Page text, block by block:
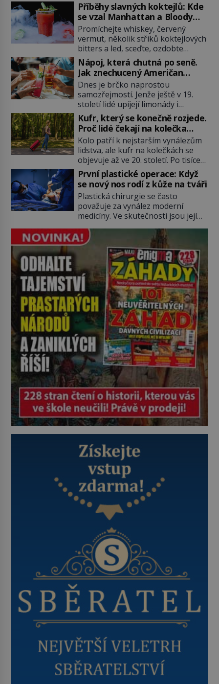
Příběhy slavných koktejlů: Kde
se vzal Manhattan a Bloody
Mary?
Promíchejte whiskey, červený
vermut, několik střiků koktejlových
bitters a led, sceďte, ozdobte
koktejlovou třešinkou a tadá…
Manhattan je tu! A pokud to má být
skutečně on, dejte si pozor, ať
místo klasické americké rye
whiskey či klidně bourbonu
nepoužijete skotskou whisku. Co
se stane? Inu, koktejl bude stále
skvělý, ale už to nebude
Manhattan ale […]
Nápoj, která chutná po seně.
Jak znechucený Američan
vymyslel brčko
Dnes je brčko naprostou
samozřejmostí. Jenže ještě v 19.
století lidé upíjejí limonády i
koktejly dutými stébly žita nebo
žitné slámy. Fungují sice dobře,
mají ale jednu nepříjemnou
vlastnost po chvíli se rozmáčejí a
nápoji dodávají travnatou příchuť.
Právě tahle drobná nepříjemnost
přivede amerického výrobce
cigaretových náustků k nápadu,
který změní způsob pití po celém
[…]
Kufr, který se konečně rozjede.
Proč lidé čekají na kolečka
téměř pět tisíc let?
Kolo patří k nejstarším vynálezům
lidstva, ale kufr na kolečkách se
objevuje až ve 20. století. Po tisíce
let lidé vláčejí těžká zavazadla v
rukou, na zádech nebo je nakládají
na povozy. Stačí přitom jediný
nápad, připevnit ke kufru kolečka.
Jenže právě ten nikdo dlouho
nedostane. Až jednou se na letišti
ozve věta, která změní […]
První plastické operace: Když
se nový nos rodí z kůže na tváři
Plastická chirurgie se často
považuje za vynález moderní
medicíny. Ve skutečnosti jsou její
tisíce let. V dobách, kdy ještě
neexistují antibiotika ani anestezie,
se odvážní lékaři pokoušejí vracet
lidem tváře znetvořené válkou,
tresty nebo nehodami. Jejich
metody jsou překvapivě
promyšlené a některé principy
používají chirurgové dodnes. Úplně
první […]